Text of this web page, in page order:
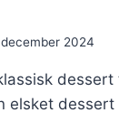
december 2024
elsket